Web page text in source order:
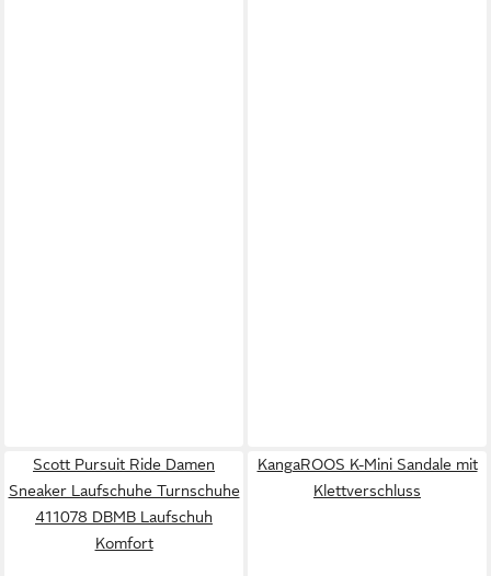
Scott Pursuit Ride Damen
Sneaker Laufschuhe Turnschuhe
411078 DBMB Laufschuh
Komfort
KangaROOS K-Mini Sandale mit
Klettverschluss